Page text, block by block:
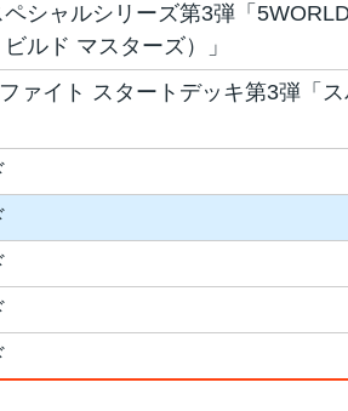
シャルシリーズ第3弾「
ルド マスターズ）」
ァイト スタートデッキ第3弾「